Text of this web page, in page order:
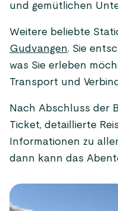
und gemütlichen
Weitere beliebte
Gudvangen. Sie
was Sie erleben
Transport und
Nach Abschluss der
Ticket, detaillierte
Informationen zu
dann kann das